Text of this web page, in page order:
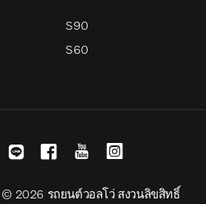
S90
S60
© 2026 รถยนต์วอลโว่ สงวนลิขสิทธิ์